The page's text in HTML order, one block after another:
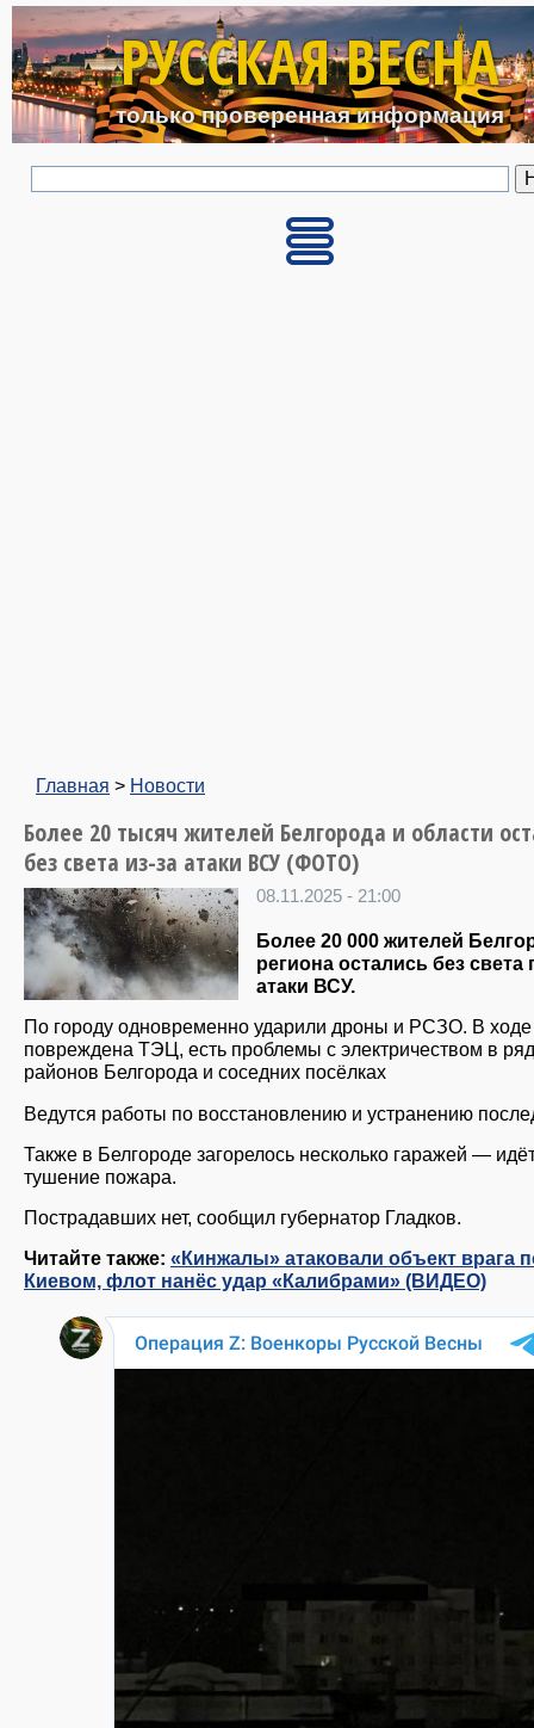
Перейти к основному
РУССКАЯ ВЕСНА
только проверенная информация
Главная > Новости
Более 20 тысяч жителей Белгорода и области
без света из-за атаки ВСУ (ФОТО)
08.11.2025 - 21:00
Более 20 000 жителей
региона остались без света
атаки ВСУ.
По городу одновременно ударили дроны и РСЗО. В ходе
повреждена ТЭЦ, есть проблемы с электричеством в
районов Белгорода и соседних посёлках
Ведутся работы по восстановлению и устранению
Также в Белгороде загорелось несколько гаражей —
тушение пожара.
Пострадавших нет, сообщил губернатор Гладков.
Читайте также: «Кинжалы» атаковали объект врага
Киевом, флот нанёс удар «Калибрами» (ВИДЕО)